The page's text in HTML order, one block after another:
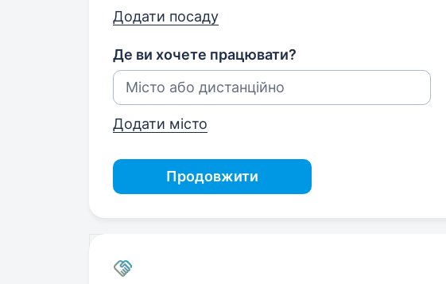
Додати посаду
Де ви хочете працювати?
Додати місто
Продовжити